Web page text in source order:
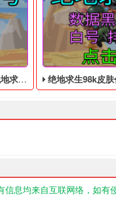
黑号批发市场》国服
2036年，世界上
黑号 绝地求生98k皮肤价格
息均来自互联网络，如